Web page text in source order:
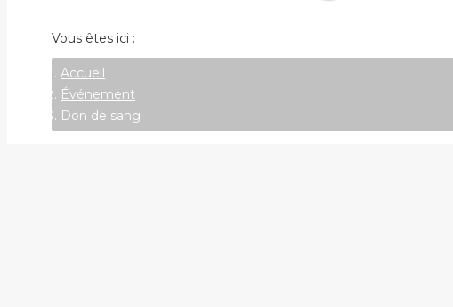
Vous êtes ici :
Accueil
Événement
Don de sang